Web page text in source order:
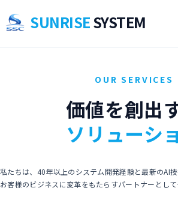
SUNRISESYSTEM
OUR SERVICES
価値を創出
ソリューシ
私たちは、40年以上のシステム開発経験と最新のAI技
お客様のビジネスに変革をもたらすパートナーとして